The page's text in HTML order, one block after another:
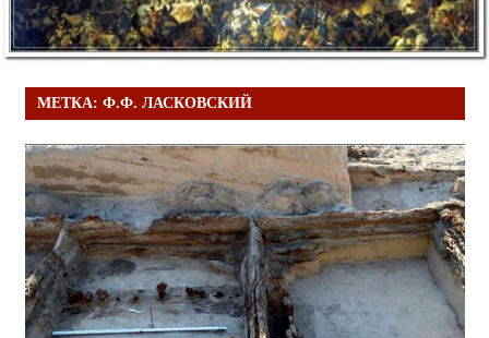
МЕТКА: Ф.Ф. ЛАСКОВСКИЙ